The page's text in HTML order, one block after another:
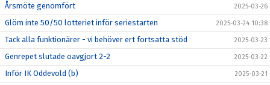
Årsmöte genomfört 2025-03-26
Glöm inte 50/50 lotteriet inför seriestarten 2025-03-24 10:38
Tack alla funktionärer - vi behöver ert fortsatta stöd 2025-03-23
Genrepet slutade oavgjort 2-2 2025-03-22
Inför IK Oddevold (b) 2025-03-21